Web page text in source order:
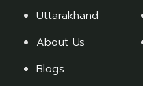
Uttarakhand
About Us
Blogs